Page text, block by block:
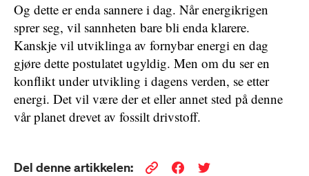
Og dette er enda sannere i dag. Når energikrigen
sprer seg, vil sannheten bare bli enda klarere.
Kanskje vil utviklinga av fornybar energi en dag
gjøre dette postulatet ugyldig. Men om du ser en
konflikt under utvikling i dagens verden, se etter
energi. Det vil være der et eller annet sted på denne
vår planet drevet av fossilt drivstoff.
Del denne artikkelen: